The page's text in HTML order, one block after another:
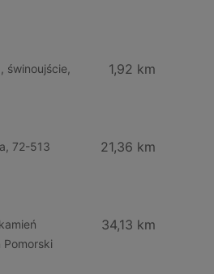
świnoujście,
1,92 km
72-513
21,36 km
Pomorski
34,13 km